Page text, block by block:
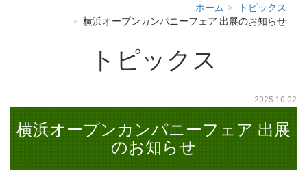
ホーム
トピックス
横浜オープンカンパニーフェア 出展のお知らせ
トピックス
2025.10.02
横浜オープンカンパニーフェア 出展
のお知らせ